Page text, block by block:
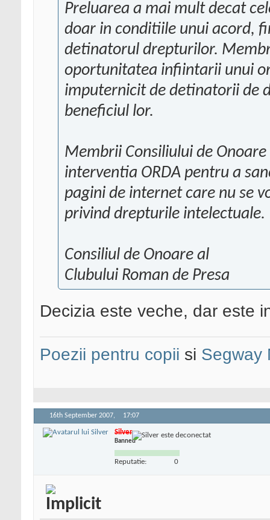
Preluarea a mai mult decat
doar in conditiile unui acord,
detinatorul drepturilor.
oportunitatea infiintarii unui
imputernicit de detinatorii de
beneficiul lor.
Membrii Consiliului de
interventia ORDA pentru a
pagini de internet care nu se
privind drepturile intelectuale.
Consiliul de Onoare al
Clubului Roman de Presa
Decizia este veche, dar este
Poezii pentru copii si Segway
16th September 2007, 17:07
Silver
Banned
Reputatie: 0